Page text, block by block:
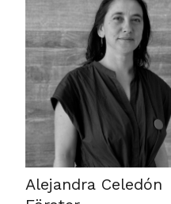
Alejandra Celedón